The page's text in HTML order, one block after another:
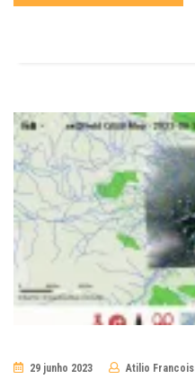
29 junho 2023 Atilio Francois